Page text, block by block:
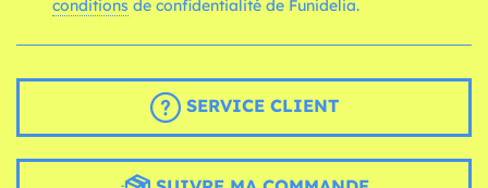
conditions de confidentialité de Funidelia.
SERVICE CLIENT